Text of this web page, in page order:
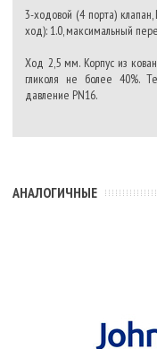
3-ходовой (4 порта) клапан,
ход): 1.0, максимальный
Ход 2,5 мм. Корпус из
гликоля не более 40%.
давление PN16.
АНАЛОГИЧНЫЕ